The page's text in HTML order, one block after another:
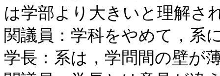
は学部より大きいと理解さ
関議員：学科をやめて，系
学長：系は，学問間の壁が